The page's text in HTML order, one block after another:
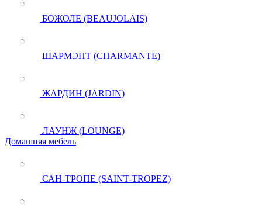
БОЖОЛЕ (BEAUJOLAIS)
ШАРМЭНТ (CHARMANTE)
ЖАРДИН (JARDIN)
ЛАУНЖ (LOUNGE)
Домашняя мебель
САН-ТРОПЕ (SAINT-TROPEZ)